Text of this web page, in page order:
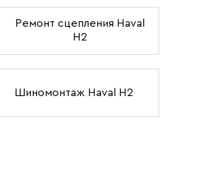
Ремонт сцепления Haval
H2
Шиномонтаж Haval H2